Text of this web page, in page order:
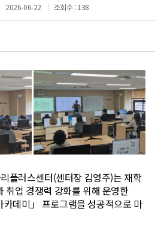
2026-06-22 조회수 : 138
플러스센터(센터장 김영주)는 재학
취업 경쟁력 강화를 위해 운영한
카데미」 프로그램을 성공적으로 마